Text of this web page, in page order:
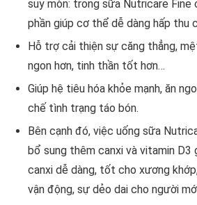
suy mòn: trong sữa Nutricare Fine
phần giúp cơ thể dễ dàng hấp thu
Hỗ trợ cải thiện sự căng thẳng,
ngon hơn, tinh thần tốt hơn…
Giúp hệ tiêu hóa khỏe mạnh, ăn
chế tình trạng táo bón.
Bên cạnh đó, việc uống sữa
bổ sung thêm canxi và vitamin D3
canxi dễ dàng, tốt cho xương
vận động, sự dẻo dai cho người